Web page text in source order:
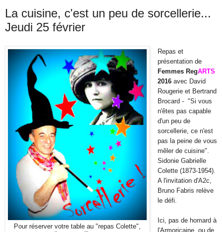
La cuisine, c'est un peu de sorcellerie...
Jeudi 25 février
Pour réserver votre table au "repas Colette",
Repas et
présentation de
Femmes RegARTS
2016 avec David
Rougerie et Bertrand
Brocard -  "Si vous
n'êtes pas capable
d'un peu de
sorcellerie, ce n'est
pas la peine de vous
mêler de cuisine".
Sidonie Gabrielle
Colette (1873-1954).
A l'invitation d'A2c,
Bruno Fabris relève
le défi.
Ici, pas de homard à
l'Armoricaine, ou de